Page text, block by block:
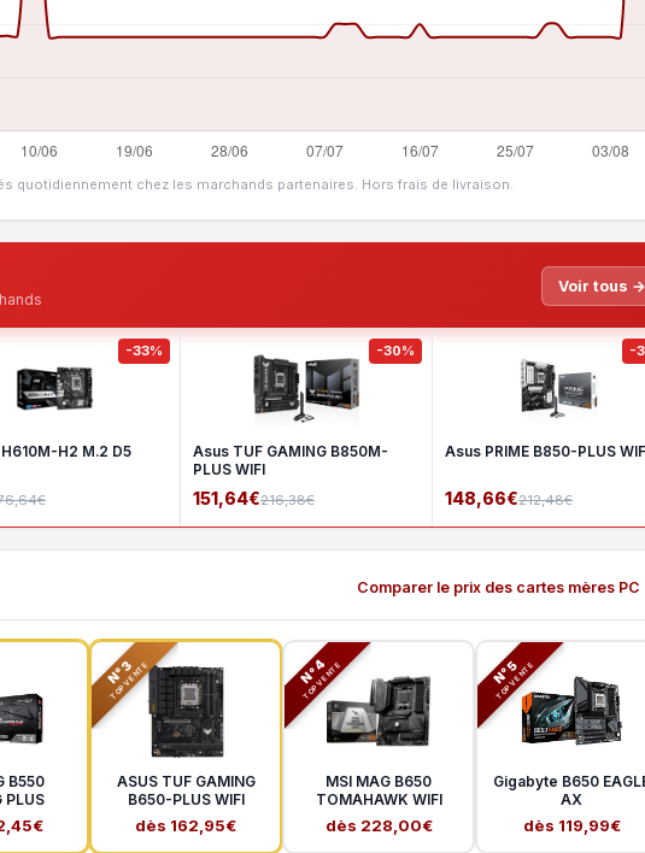
quotidiennement chez les marchands partenaires. Hors frais de livraison.
Voir tous →
-33%
H2 M.2 D5
-30%
Asus TUF GAMING B850M-
PLUS WIFI
151,64€216,38€
-
Asus PRIME B850-PLUS
148,66€212,48€
Comparer le prix des cartes mères
B550
PLUS
N°3
TOP VENTE
ASUS TUF GAMING
B650-PLUS WIFI
dès 162,95€
N°4
TOP VENTE
MSI MAG B650
TOMAHAWK WIFI
dès 228,00€
N°5
TOP VENTE
Gigabyte B650
AX
dès 119,99€